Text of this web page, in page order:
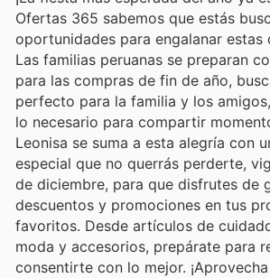
Ofertas 365 sabemos que estás
oportunidades para engalanar estas
Las familias peruanas se preparan
para las compras de fin de año,
perfecto para la familia y los
lo necesario para compartir
Leonisa se suma a esta alegría con
especial que no querrás perderte,
de diciembre, para que disfrutes de
descuentos y promociones en tus
favoritos. Desde artículos de
moda y accesorios, prepárate para
consentirte con lo mejor.